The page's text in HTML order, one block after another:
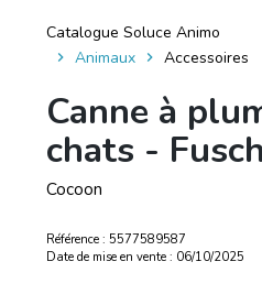
Catalogue Soluce Animo
Animaux
Accessoires
Canne à
chats -
Cocoon
Référence : 5577589587
Date de mise en vente : 06/10/2025